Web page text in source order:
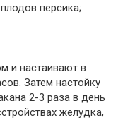
персика;
и настаивают в
Затем настойку
2-3 раза в день
желудка,